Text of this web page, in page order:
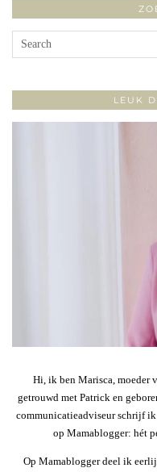
LEUK
Hi, ik ben Marisca, moeder
getrouwd met Patrick en
communicatieadviseur schrijf
op Mamablogger: hét
Op Mamablogger deel ik